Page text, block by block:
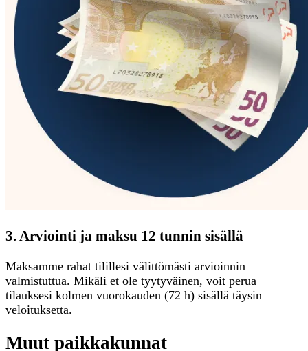
3. Arviointi ja maksu 12 tunnin sisällä
Maksamme rahat tilillesi välittömästi arvioinnin
valmistuttua. Mikäli et ole tyytyväinen, voit perua
tilauksesi kolmen vuorokauden (72 h) sisällä täysin
veloituksetta.
Muut paikkakunnat